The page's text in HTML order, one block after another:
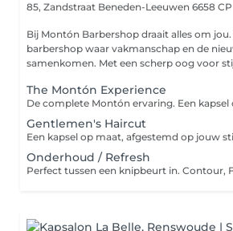
85, Zandstraat Beneden-Leeuwen 6658 CP
Bij Montón Barbershop draait alles om
barbershop waar vakmanschap en de
samenkomen. Met een scherp oog voor
The Montón Experience
Gentlemen's Haircut
Onderhoud / Refresh
Perfect tussen een knipbeurt in. Contour,